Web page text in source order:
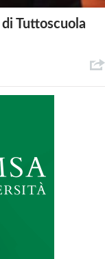
Tuttoscuola